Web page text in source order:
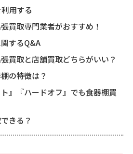
用する
買取専門業者がおすすめ！
するQ&A
買取と店舗買取どちらがいい？
の特徴は？
』『ハードオフ』でも食器棚買
きる？